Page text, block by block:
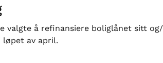
valgte å refinansiere boliglånet sitt
løpet av april.